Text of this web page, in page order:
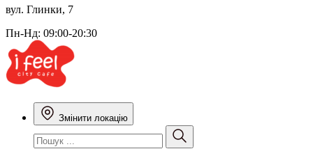
вул. Глинки, 7
Пн-Нд: 09:00-20:30
Змінити локацію